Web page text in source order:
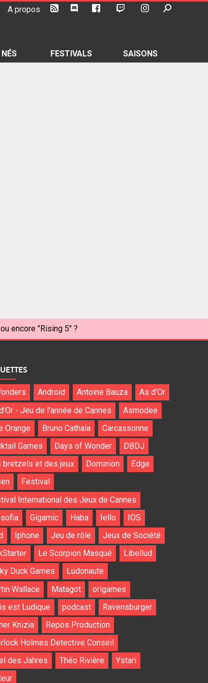
A propos
FESTIVALS SAISONS
encore "Rising 5" ?
Android Antoine Bauza
As d'Or
- Jeu de l'année de Cannes
Asmodee
Orange
Bruno Cathala
Carcassonne
Games
Days of Wonder
DBDJ
bretzels et des jeux
Dominion
Edge
Festival
International des Jeux de Cannes
Gigamic Haba Iello
IOS
Iphone Jeu de rôle
Jeux de Société
Le Scorpion Masqué
Libellud
Duck Games
Ludonaute
Wallace
Matagot
origames
est Ludique
podcast
Ravensburger
Knizia
Repos Production
Holmes Detective Conseil
des Jahres
Théo Rivière
Ystari